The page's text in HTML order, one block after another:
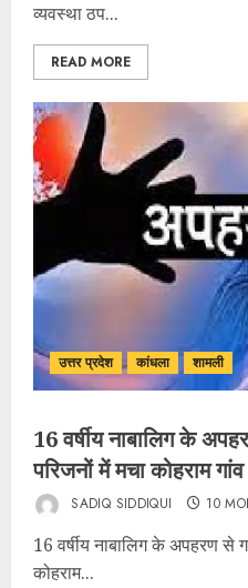
व्यवस्था ठप...
READ MORE
उत्तर प्रदेश कांधला शामली
16 वर्षीय नाबालिग के
परिजनों में मचा कोहराम
SADIQ SIDDIQUI 10
16 वर्षीय नाबालिग के अपहरण से
कोहराम...